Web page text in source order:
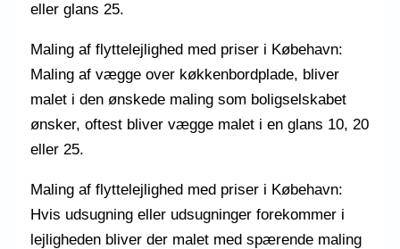
eller glans 25.
Maling af flyttelejlighed med priser i Købehavn:
Maling af vægge over køkkenbordplade, bliver
malet i den ønskede maling som boligselskabet
ønsker, oftest bliver vægge malet i en glans 10, 20
eller 25.
Maling af flyttelejlighed med priser i Købehavn:
Hvis udsugning eller udsugninger forekommer i
lejligheden bliver der malet med spærende maling